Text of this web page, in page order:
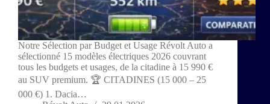
Notre Sélection par Budget et Usage Révolt Auto a
sélectionné 15 modèles électriques 2026 couvrant
tous les budgets et usages, de la citadine à 15 990 €
au SUV premium. 🏆 CITADINES (15 000 – 25
000 €) 1. Dacia…